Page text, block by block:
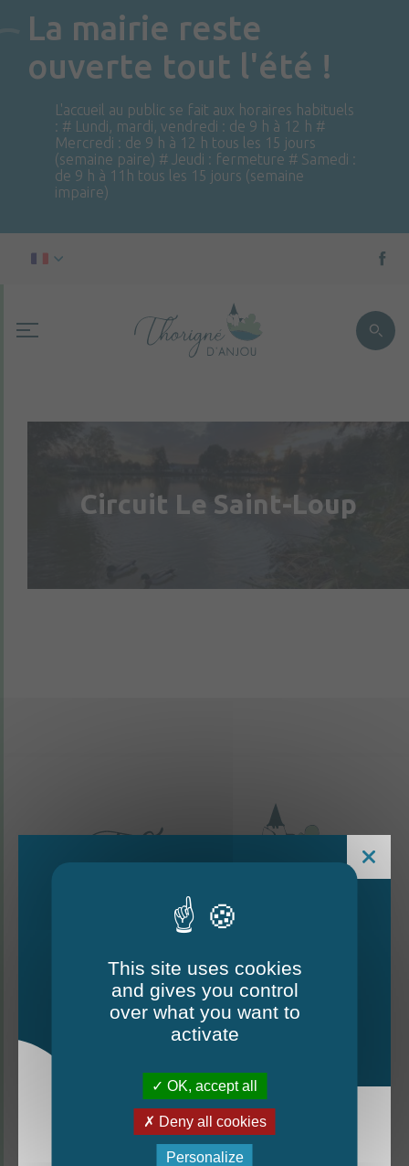
La mairie reste
ouverte tout l'été !
L'accueil au public se fait aux horaires habituels
: # Lundi, mardi, vendredi : de 9 h à 12 h #
Mercredi : de 9 h à 12 h tous les 15 jours
(semaine paire) # Jeudi : fermeture # Samedi :
de 9 h à 11h tous les 15 jours (semaine
impaire)
Circuit Le Saint-Loup
CONTACTEZ-NOUS
6 rue de la Harderie, 49220 Thorigné d’Anjou
Le Mag - édition estivale
La nouvelle édition du Mag est arrivée!
This site uses cookies
and gives you control
over what you want to
activate
OK, accept all
Deny all cookies
Personalize